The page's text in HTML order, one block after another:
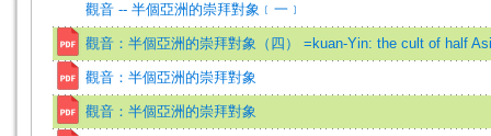
觀音 -- 半個亞洲的崇拜對象﹝一﹞
觀音：半個亞洲的崇拜對象（四） =kuan-Yin: the cult of half
觀音：半個亞洲的崇拜對象
觀音：半個亞洲的崇拜對象